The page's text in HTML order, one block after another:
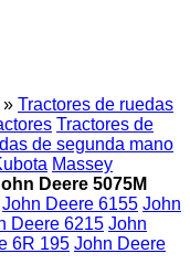
» Tractores de ruedas
Tractores de
de segunda mano
Massey
Deere 5075M
John Deere 6155 John
Deere 6215 John
6R 195 John Deere